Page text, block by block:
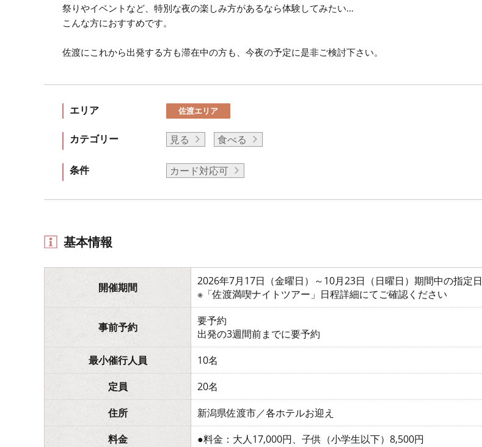
祭りやイベントなど、特別な夜の楽しみ方があるなら体験してみたい…
こんな方におすすめです。
佐渡にこれから出発する方も滞在中の方も、今夜の予定に是非ご検討下さい。
エリア 佐渡エリア
カテゴリー 見る 食べる
条件 カード対応可
基本情報
開催期間
2026年7月17日（金曜日）～10月23日（日曜日）期間中の指定日
※「佐渡満喫ナイトツアー」日程詳細にてご確認ください
事前予約
要予約
出発の3週間前までに要予約
最小催行人員
10名
定員
20名
住所
新潟県佐渡市／各ホテルお迎え
料金
●料金：大人17,000円、子供（小学生以下）8,500円